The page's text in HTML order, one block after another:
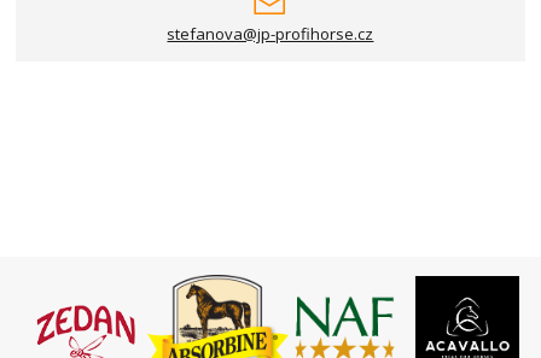
stefanova@jp-profihorse.cz